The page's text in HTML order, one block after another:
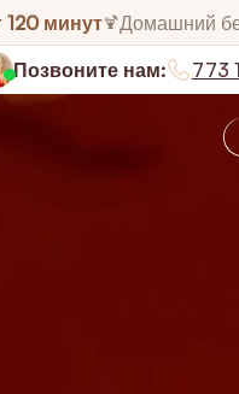
минут🍹Домашний
Позвоните нам:
773